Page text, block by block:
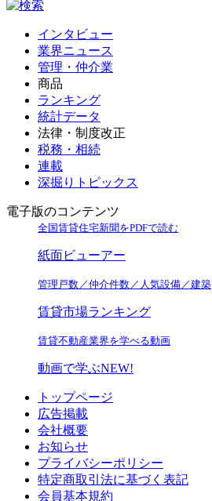
インタビュー
業界ニュース
管理・仲介業
商品
ランキング
統計データ
法律・制度改正
税務・相続
連載
深掘りトピックス
電子版のコンテンツ
全国賃貸住宅新聞をPDFで読む
紙面ビューアー
管理戸数／仲介件数／人気設備／建築
賃貸市場ランキング
賃貸不動産業界を学べる動画
動画で学ぶNEW!
トップページ
広告掲載
会社概要
お知らせ
プライバシーポリシー
特定商取引法に基づく表記
会員基本規約